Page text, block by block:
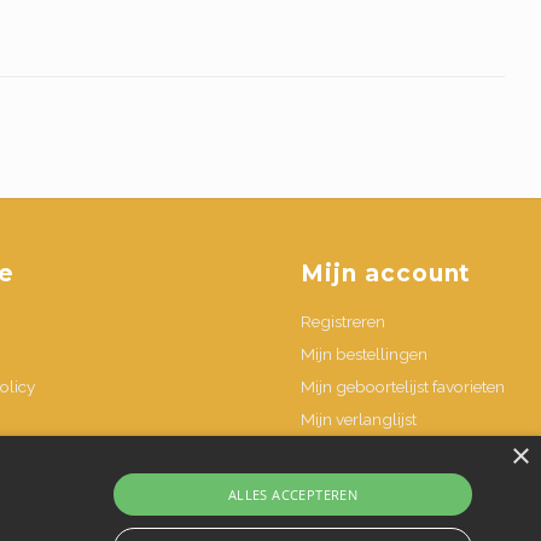
Mijn account
Registreren
Mijn bestellingen
Mijn geboortelijst favorieten
Mijn verlanglijst
×
ALLES ACCEPTEREN